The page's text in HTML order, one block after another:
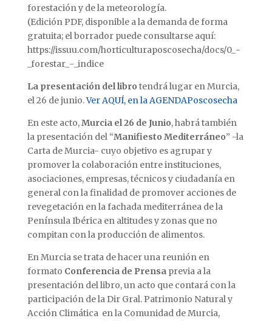
forestación y de la meteorología.
(Edición PDF, disponible a la demanda de forma
gratuita; el borrador puede consultarse aquí:
https://issuu.com/horticulturaposcosecha/docs/0_-
_forestar_-_indice
La presentación del libro tendrá lugar en Murcia,
el 26 de junio.Ver AQUÍ, en la AGENDAPoscosecha
En este acto,Murcia el 26 de Junio, habrá también
la presentación del “Manifiesto Mediterráneo” -la
Carta de Murcia- cuyo objetivo es agrupar y
promover la colaboración entre instituciones,
asociaciones, empresas, técnicos y ciudadanía en
general con la finalidad de promover acciones de
revegetación en la fachada mediterránea de la
Península Ibérica en altitudes y zonas que no
compitan con la producción de alimentos.
En Murcia se trata de hacer una reunión en
formato Conferencia de Prensaprevia a la
presentación del libro, un acto que contará con la
participación de la Dir Gral. Patrimonio Natural y
Acción Climática en la Comunidad de Murcia,